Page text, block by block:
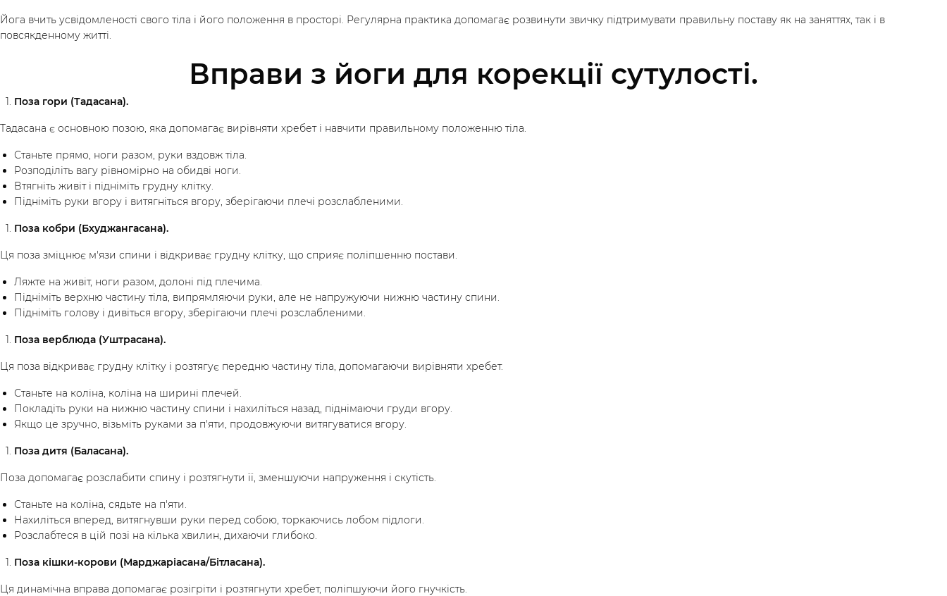
Інструктори
Зареєструйся
Йога вчить усвідомленості свого тіла і його положення в просторі. Регулярна практика допомагає розвинути звичку підтримувати правильну поставу як на заняттях, так і в
повсякденному житті.
Вправи з йоги для корекції сутулості.
Поза гори (Тадасана).
Тадасана є основною позою, яка допомагає вирівняти хребет і навчити правильному положенню тіла.
Станьте прямо, ноги разом, руки вздовж тіла.
Розподіліть вагу рівномірно на обидві ноги.
Втягніть живіт і підніміть грудну клітку.
Підніміть руки вгору і витягніться вгору, зберігаючи плечі розслабленими.
Поза кобри (Бхуджангасана).
Ця поза зміцнює м'язи спини і відкриває грудну клітку, що сприяє поліпшенню постави.
Ляжте на живіт, ноги разом, долоні під плечима.
Підніміть верхню частину тіла, випрямляючи руки, але не напружуючи нижню частину спини.
Підніміть голову і дивіться вгору, зберігаючи плечі розслабленими.
Поза верблюда (Уштрасана).
Ця поза відкриває грудну клітку і розтягує передню частину тіла, допомагаючи вирівняти хребет.
Станьте на коліна, коліна на ширині плечей.
Покладіть руки на нижню частину спини і нахиліться назад, піднімаючи груди вгору.
Якщо це зручно, візьміть руками за п'яти, продовжуючи витягуватися вгору.
Поза дитя (Баласана).
Поза допомагає розслабити спину і розтягнути її, зменшуючи напруження і скутість.
Станьте на коліна, сядьте на п'яти.
Нахиліться вперед, витягнувши руки перед собою, торкаючись лобом підлоги.
Розслабтеся в цій позі на кілька хвилин, дихаючи глибоко.
Поза кішки-корови (Марджаріасана/Бітласана).
Ця динамічна вправа допомагає розігріти і розтягнути хребет, поліпшуючи його гнучкість.